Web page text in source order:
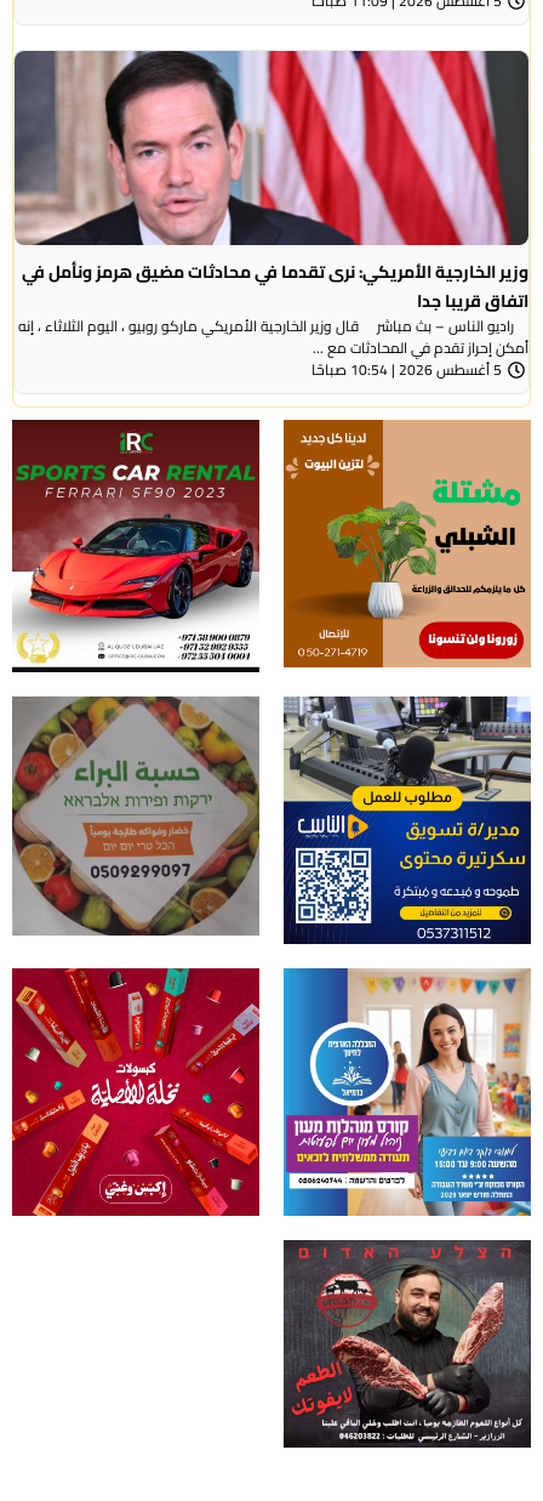
وزير الخارجية الأمريكي: نرى تقدما في محادثات مضيق هرمز ونأمل في
اتفاق قريبا جدا
راديو الناس – بث مباشر قال وزير الخارجية الأمريكي ماركو روبيو ، اليوم الثلاثاء ، إنه
أمكن إحراز تقدم في المحادثات مع ...
5 أغسطس 2026 | 10:54 صباحًا